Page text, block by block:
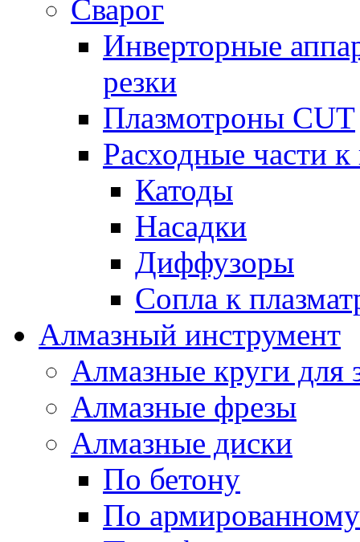
Сварог
Инверторные
резки
Плазмотроны CUT
Расходные части
Катоды
Насадки
Диффузоры
Сопла к
Алмазный инструмент
Алмазные круги для
Алмазные фрезы
Алмазные диски
По бетону
По